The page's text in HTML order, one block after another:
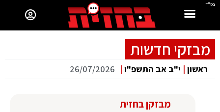
בס"ד
מבזקי חדשות
ראשון | י"ב אב התשפ"ו |
26/07/2026
מבזקן בחזית